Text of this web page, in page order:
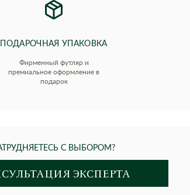
ПОДАРОЧНАЯ УПАКОВКА
Фирменный футляр и
премиальное оформление в
подарок
С ВЫБОРОМ?
ЭКСПЕРТА